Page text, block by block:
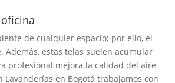
de cualquier espacio; por ello, el
estas telas suelen acumular
profesional mejora la calidad del aire
en Bogotá trabajamos con